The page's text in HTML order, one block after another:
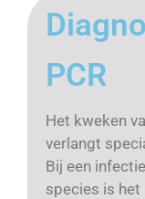
PCR
Het kweken
verlangt
Bij een
species is